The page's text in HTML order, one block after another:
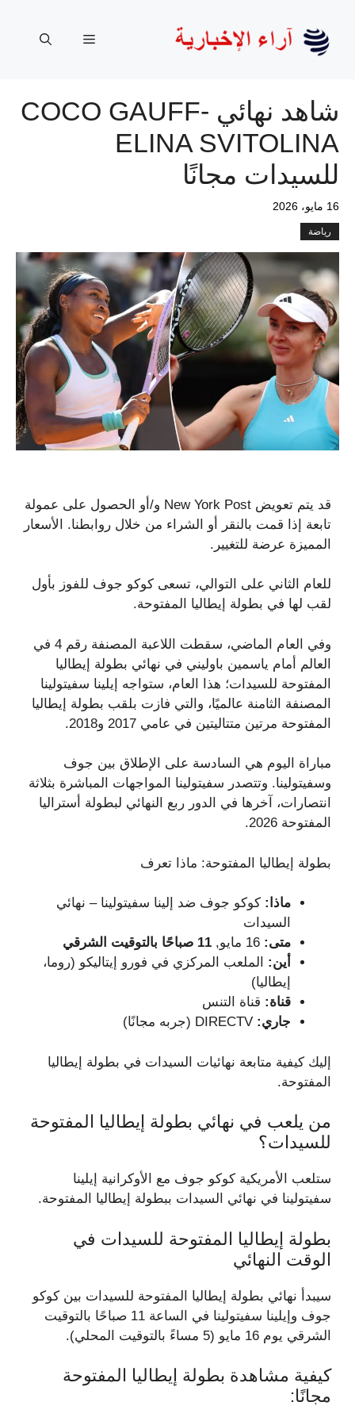
المحتوى
القائمة
شاهد نهائي COCO GAUFF-
ELINA SVITOLINA
للسيدات مجانًا
16 مايو، 2026
رياضة
قد يتم تعويض New York Post و/أو الحصول على عمولة
تابعة إذا قمت بالنقر أو الشراء من خلال روابطنا. الأسعار
المميزة عرضة للتغيير.
للعام الثاني على التوالي، تسعى كوكو جوف للفوز بأول
لقب لها في بطولة إيطاليا المفتوحة.
وفي العام الماضي، سقطت اللاعبة المصنفة رقم 4 في
العالم أمام ياسمين باوليني في نهائي بطولة إيطاليا
المفتوحة للسيدات؛ هذا العام، ستواجه إيلينا سفيتولينا
المصنفة الثامنة عالميًا، والتي فازت بلقب بطولة إيطاليا
المفتوحة مرتين متتاليتين في عامي 2017 و2018.
مباراة اليوم هي السادسة على الإطلاق بين جوف
وسفيتولينا. وتتصدر سفيتولينا المواجهات المباشرة بثلاثة
انتصارات، آخرها في الدور ربع النهائي لبطولة أستراليا
المفتوحة 2026.
بطولة إيطاليا المفتوحة: ماذا تعرف
ماذا: كوكو جوف ضد إلينا سفيتولينا – نهائي
السيدات
متى:
11 صباحًا بالتوقيت الشرقي
أين: الملعب المركزي في فورو إيتاليكو (روما،
إيطاليا)
قناة: قناة التنس
جاري:
إليك كيفية متابعة نهائيات السيدات في بطولة إيطاليا
المفتوحة.
من يلعب في نهائي بطولة إيطاليا المفتوحة
للسيدات؟
ستلعب الأمريكية كوكو جوف مع الأوكرانية إيلينا
سفيتولينا في نهائي السيدات ببطولة إيطاليا المفتوحة.
بطولة إيطاليا المفتوحة للسيدات في
الوقت النهائي
سيبدأ نهائي بطولة إيطاليا المفتوحة للسيدات بين كوكو
جوف وإيلينا سفيتولينا في الساعة 11 صباحًا بالتوقيت
الشرقي يوم 16 مايو (5 مساءً بالتوقيت المحلي).
كيفية مشاهدة بطولة إيطاليا المفتوحة
مجانًا: